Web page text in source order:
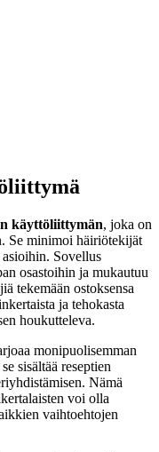
käyttöliittymän, joka on
Se minimoi häiriötekijät
Sovellus
osastoihin ja mukautuu
tekemään ostoksensa
ja tehokasta
houkutteleva.
monipuolisemman
sisältää reseptien
Nämä
voi olla
vaihtoehtojen